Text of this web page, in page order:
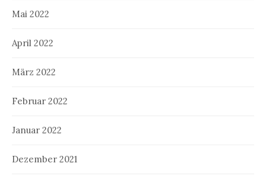
Mai 2022
April 2022
März 2022
Februar 2022
Januar 2022
Dezember 2021